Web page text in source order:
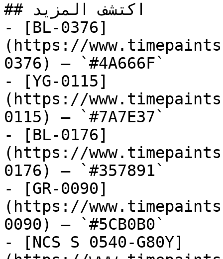
## اكتشف المزيد
- [BL-0376]
(https://
0376) — `#4A666F`
- [YG-0115]
(https://
0115) — `#7A7E37`
- [BL-0176]
(https://
0176) — `#357891`
- [GR-0090]
(https://
0090) — `#5CB0B0`
- [NCS S 0540-G80Y]